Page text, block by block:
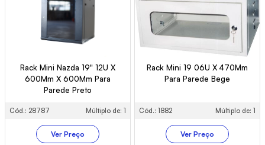
Rack Mini Nazda 19" 12U X
600Mm X 600Mm Para
Parede Preto
Cód.: 28787 Múltiplo de: 1
Ver Preço
Rack Mini 19 06U X 470Mm
Para Parede Bege
Cód.: 1882 Múltiplo de: 1
Ver Preço